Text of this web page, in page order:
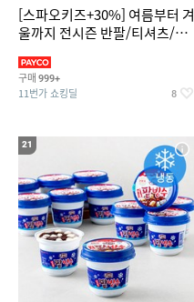
[스파오키즈+30%] 여름부터 겨
울까지 전시즌 반팔/티셔츠/셋
구매 999+
11번가 쇼킹딜 8
21